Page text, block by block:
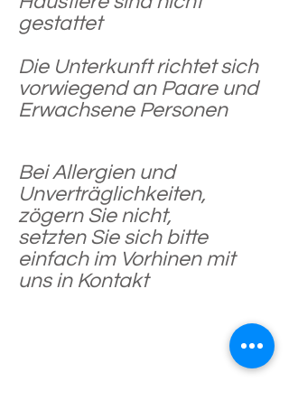
gestattet
Die Unterkunft richtet sich
vorwiegend an Paare und
Erwachsene Personen
Bei Allergien und
Unverträglichkeiten,
zögern Sie nicht,
setzten Sie sich bitte
einfach im Vorhinen mit
uns in Kontakt
Landhotel Gasthof Eichhof